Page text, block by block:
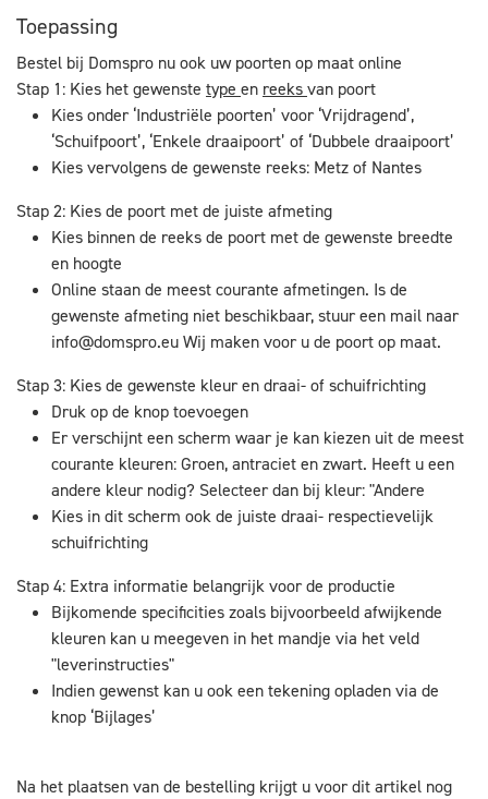
Toepassing
Bestel bij Domspro nu ook uw poorten op maat online
Stap 1: Kies het gewenste type en reeksvan poort
Kies onder ‘Industriële poorten’ voor ‘Vrijdragend’,
‘Schuifpoort’, ‘Enkele draaipoort’ of ‘Dubbele draaipoort’
Kies vervolgens de gewenste reeks: Metz of Nantes
Stap 2: Kies de poort met de juiste afmeting
Kies binnen de reeks de poort met de gewenste breedte
en hoogte
Online staan de meest courante afmetingen. Is de
gewenste afmeting niet beschikbaar, stuur een mail naar
info@domspro.euWij maken voor u de poort op maat.
Stap 3: Kies de gewenste kleur en draai- of schuifrichting
Druk op de knop toevoegen
Er verschijnt een scherm waar je kan kiezen uit de meest
courante kleuren: Groen, antraciet en zwart. Heeft u een
andere kleur nodig? Selecteer dan bij kleur: "Andere
Kies in dit scherm ook de juiste draai- respectievelijk
schuifrichting
Stap 4: Extra informatie belangrijk voor de productie
Bijkomende specificities zoals bijvoorbeeld afwijkende
kleuren kan u meegeven in het mandje via het veld
"leverinstructies"
Indien gewenst kan u ook een tekening opladen via de
knop ‘Bijlages’
Na het plaatsen van de bestelling krijgt u voor dit artikel nog